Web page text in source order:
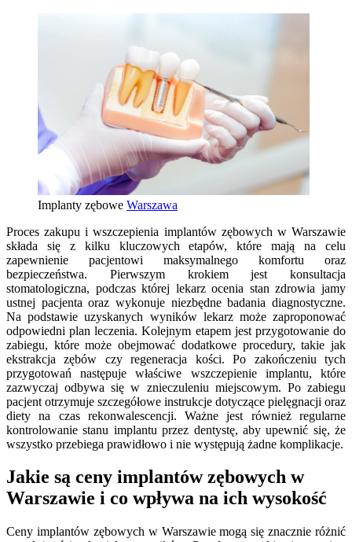
Implanty zębowe Warszawa
Proces zakupu i wszczepienia implantów zębowych w Warszawie
składa się z kilku kluczowych etapów, które mają na celu
zapewnienie pacjentowi maksymalnego komfortu oraz
bezpieczeństwa. Pierwszym krokiem jest konsultacja
stomatologiczna, podczas której lekarz ocenia stan zdrowia jamy
ustnej pacjenta oraz wykonuje niezbędne badania diagnostyczne.
Na podstawie uzyskanych wyników lekarz może zaproponować
odpowiedni plan leczenia. Kolejnym etapem jest przygotowanie do
zabiegu, które może obejmować dodatkowe procedury, takie jak
ekstrakcja zębów czy regeneracja kości. Po zakończeniu tych
przygotowań następuje właściwe wszczepienie implantu, które
zazwyczaj odbywa się w znieczuleniu miejscowym. Po zabiegu
pacjent otrzymuje szczegółowe instrukcje dotyczące pielęgnacji oraz
diety na czas rekonwalescencji. Ważne jest również regularne
kontrolowanie stanu implantu przez dentystę, aby upewnić się, że
wszystko przebiega prawidłowo i nie występują żadne komplikacje.
Jakie są ceny implantów zębowych w
Warszawie i co wpływa na ich wysokość
Ceny implantów zębowych w Warszawie mogą się znacznie różnić